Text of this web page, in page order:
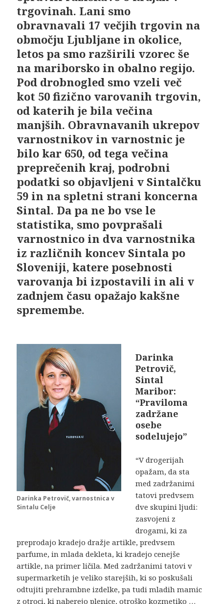
trgovinah. Lani smo
obravnavali 17 večjih trgovin na
območju Ljubljane in okolice,
letos pa smo razširili vzorec še
na mariborsko in obalno regijo.
Pod drobnogled smo vzeli več
kot 50 fizično varovanih trgovin,
od katerih je bila večina
manjših. Obravnavanih ukrepov
varnostnikov in varnostnic je
bilo kar 650, od tega večina
preprečenih kraj, podrobni
podatki so objavljeni v Sintalčku
59 in na spletni strani koncerna
Sintal. Da pa ne bo vse le
statistika, smo povprašali
varnostnico in dva varnostnika
iz različnih koncev Sintala po
Sloveniji, katere posebnosti
varovanja bi izpostavili in ali v
zadnjem času opažajo kakšne
spremembe.
Darinka Petrovič, varnostnica v
Sintalu Celje
Darinka
Petrovič,
Sintal
Maribor:
“Praviloma
zadržane
osebe
sodelujejo”
“V drogerijah
opažam, da sta
med zadržanimi
tatovi predvsem
dve skupini ljudi:
zasvojeni z
drogami, ki za
preprodajo kradejo dražje artikle, predvsem
parfume, in mlada dekleta, ki kradejo cenejše
artikle, na primer ličila. Med zadržanimi tatovi v
supermarketih je veliko starejših, ki so poskušali
odtujiti prehrambne izdelke, pa tudi mladih mamic
z otroci, ki naberejo plenice, otroško kozmetiko …